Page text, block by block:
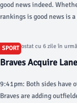
good news indeed.
rankings is good news is
SPORT
Articol postat cu 6 zile în urmă
Braves Acquire
9:41pm: Both sides have
Braves are adding